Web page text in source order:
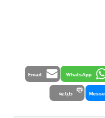
WhatsApp
Email
طباعة